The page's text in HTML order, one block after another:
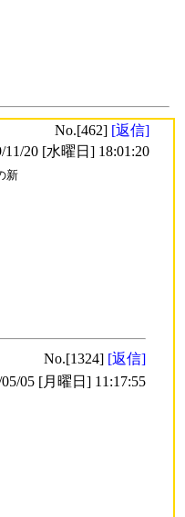
No.[462] [返信]
20 [水曜日] 18:01:20
新
No.[1324] [返信]
05 [月曜日] 11:17:55